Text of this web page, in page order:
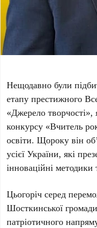
Нещодавно були
етапу престижного
«Джерело
конкурсу «Вчитель
освіти. Щороку він
усієї України, які
інноваційні
Цьогоріч серед
Шосткинської
патріотичного